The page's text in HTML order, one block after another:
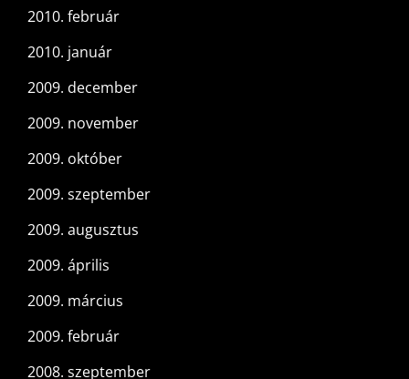
2010. február
2010. január
2009. december
2009. november
2009. október
2009. szeptember
2009. augusztus
2009. április
2009. március
2009. február
2008. szeptember